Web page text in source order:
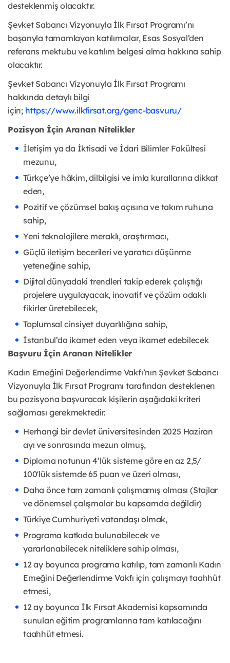
desteklenmiş olacaktır.
Şevket Sabancı Vizyonuyla İlk Fırsat Programı’nı
başarıyla tamamlayan katılımcılar, Esas Sosyal’den
referans mektubu ve katılım belgesi alma hakkına sahip
olacaktır.
Şevket Sabancı Vizyonuyla İlk Fırsat Programı
hakkında detaylı bilgi
için; https://www.ilkfirsat.org/genc-basvuru/
Pozisyon İçin Aranan Nitelikler
İletişim ya da İktisadi ve İdari Bilimler Fakültesi
mezunu,
Türkçe’ye hâkim, dilbilgisi ve imla kurallarına dikkat
eden,
Pozitif ve çözümsel bakış açısına ve takım ruhuna
sahip,
Yeni teknolojilere meraklı, araştırmacı,
Güçlü iletişim becerileri ve yaratıcı düşünme
yeteneğine sahip,
Dijital dünyadaki trendleri takip ederek çalıştığı
projelere uygulayacak, inovatif ve çözüm odaklı
fikirler üretebilecek,
Toplumsal cinsiyet duyarlılığına sahip,
İstanbul’da ikamet eden veya ikamet edebilecek
Başvuru İçin Aranan Nitelikler
Kadın Emeğini Değerlendirme Vakfı’nın Şevket Sabancı
Vizyonuyla İlk Fırsat Programı tarafından desteklenen
bu pozisyona başvuracak kişilerin aşağıdaki kriteri
sağlaması gerekmektedir.
Herhangi bir devlet üniversitesinden 2025 Haziran
ayı ve sonrasında mezun olmuş,
Diploma notunun 4’lük sisteme göre en az 2,5/
100'lük sistemde 65 puan ve üzeri olması,
Daha önce tam zamanlı çalışmamış olması (Stajlar
ve dönemsel çalışmalar bu kapsamda değildir)
Türkiye Cumhuriyeti vatandaşı olmak,
Programa katkıda bulunabilecek ve
yararlanabilecek niteliklere sahip olması,
12 ay boyunca programa katılıp, tam zamanlı Kadın
Emeğini Değerlendirme Vakfı için çalışmayı taahhüt
etmesi,
12 ay boyunca İlk Fırsat Akademisi kapsamında
sunulan eğitim programlarına tam katılacağını
taahhüt etmesi.